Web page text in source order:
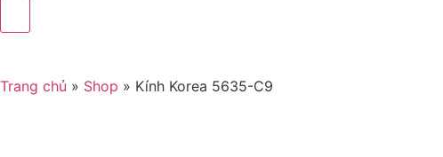
Trang chủ » Shop » Kính Korea 5635-C9